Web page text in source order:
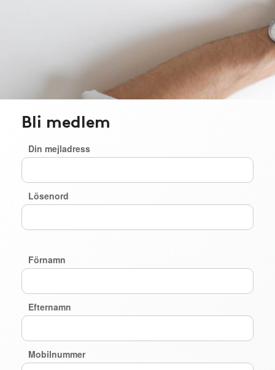
Bli medlem
Din mejladress
Lösenord
Förnamn
Efternamn
Mobilnummer